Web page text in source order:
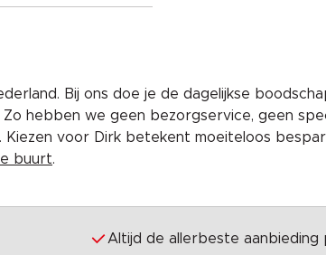
Bij ons doe je de dagelijkse
Zo hebben we geen bezorgservice, geen
voor Dirk betekent moeiteloos
buurt.
Altijd de allerbeste aanbieding